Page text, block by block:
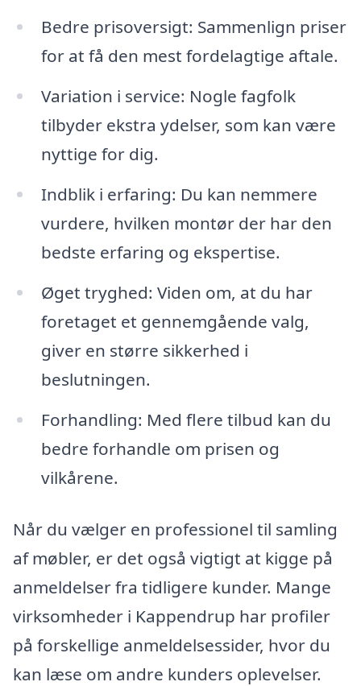
Bedre prisoversigt: Sammenlign priser
for at få den mest fordelagtige aftale.
Variation i service: Nogle fagfolk
tilbyder ekstra ydelser, som kan være
nyttige for dig.
Indblik i erfaring: Du kan nemmere
vurdere, hvilken montør der har den
bedste erfaring og ekspertise.
Øget tryghed: Viden om, at du har
foretaget et gennemgående valg,
giver en større sikkerhed i
beslutningen.
Forhandling: Med flere tilbud kan du
bedre forhandle om prisen og
vilkårene.
Når du vælger en professionel til samling
af møbler, er det også vigtigt at kigge på
anmeldelser fra tidligere kunder. Mange
virksomheder i Kappendrup har profiler
på forskellige anmeldelsessider, hvor du
kan læse om andre kunders oplevelser.